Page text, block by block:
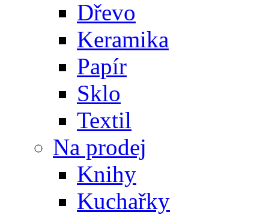
Dřevo
Keramika
Papír
Sklo
Textil
Na prodej
Knihy
Kuchařky